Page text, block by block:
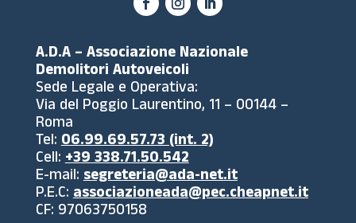
A.D.A – Associazione Nazionale
Demolitori Autoveicoli
Sede Legale e Operativa:
Via del Poggio Laurentino, 11 – 00144 –
Roma
Tel:06.99.69.57.73 (int. 2)
Cell:+39 338.71.50.542
E-mail:segreteria@ada-net.it
P.E.C:associazioneada@pec.cheapnet.it
CF: 97063750158